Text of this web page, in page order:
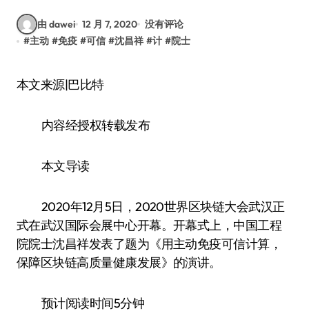
由 dawei 12 月 7, 2020 没有评论
#主动 #免疫 #可信 #沈昌祥 #计 #院士
本文来源|巴比特
内容经授权转载发布
本文导读
2020年12月5日，2020世界区块链大会武汉正
式在武汉国际会展中心开幕。开幕式上，中国工程
院院士沈昌祥发表了题为《用主动免疫可信计算，
保障区块链高质量健康发展》的演讲。
预计阅读时间5分钟